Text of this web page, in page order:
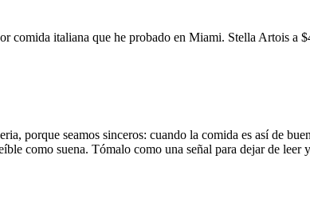
comida italiana que he probado en Miami. Stella Artois
porque seamos sinceros: cuando la comida es así de
como suena. Tómalo como una señal para dejar de